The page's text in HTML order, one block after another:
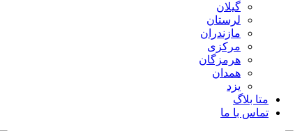
گیلان
لرستان
مازندران
مرکزی
هرمزگان
همدان
یزد
متا بلاگ
تماس با ما